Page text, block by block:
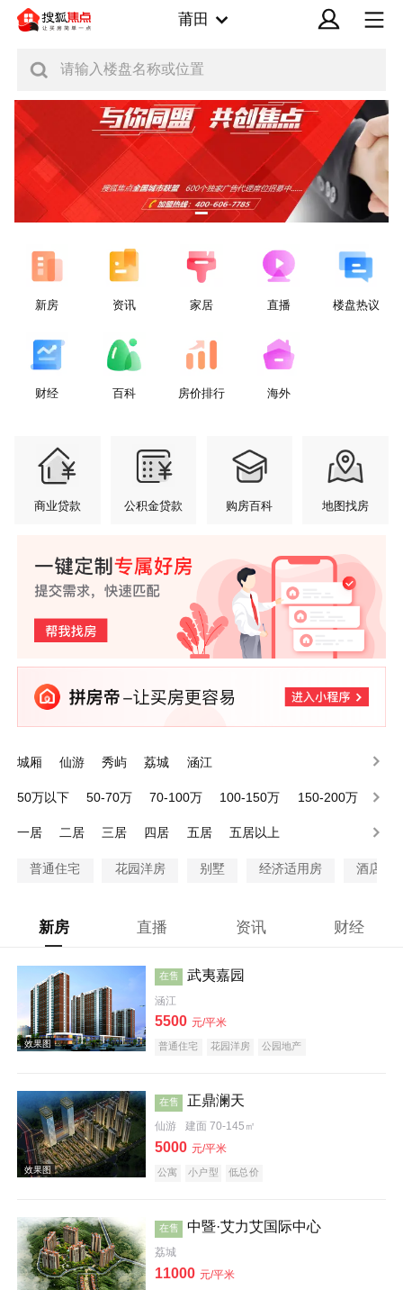
莆田
请输入楼盘名称或位置
新房 资讯 家居 直播 楼盘热议
财经 百科 房价排行 海外
商业贷款 公积金贷款 购房百科 地图找房
城厢 仙游 秀屿 荔城 涵江
50万以下 50-70万 70-100万 100-150万
150-200万
一居
二居 三居 四居 五居 五居以上
普通住宅 花园洋房 别墅 经济适用房 酒店式
新房 直播 资讯 财经
效果图
在售 武夷嘉园
涵江
5500 元/平米
普通住宅 花园洋房 公园地产
在售 正鼎澜天
仙游 建面 70-145㎡
5000 元/平米
公寓 小户型 低总价
在售 中暨·艾力艾国际中心
荔城
11000 元/平米